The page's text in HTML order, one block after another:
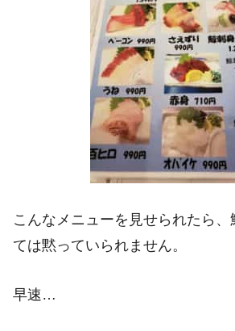
こんなメニューを見せられたら、
ては黙っていられません。
早速…